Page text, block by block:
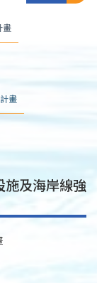
畫
畫
施及海岸線強